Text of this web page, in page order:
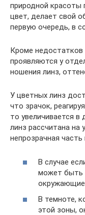
природной красоты
цвет, делает свой
первую очередь, в
Кроме
проявляются у
ношения линз,
У цветных линз
что зрачок,
то увеличивается в
линз рассчитана на
непрозрачная
В случае
может быть
окружающие
В темноте,
этой зоны,